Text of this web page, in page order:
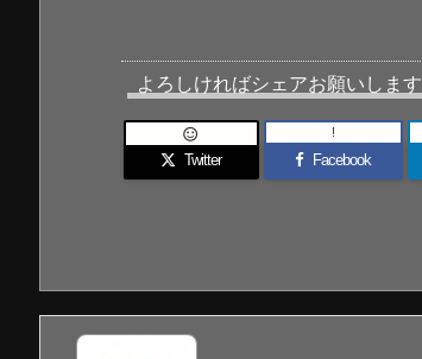
よろしければシェアお願いします
Twitter

Facebook
!